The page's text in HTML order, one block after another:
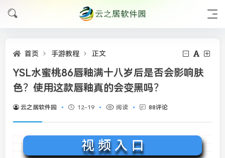
首页 手游教程 正文
YSL水蜜桃86唇釉满十八岁后是否会影响肤
色？使用这款唇釉真的会变黑吗？
云之居软件园 12-19 阅读 88评论
视 频 入 口